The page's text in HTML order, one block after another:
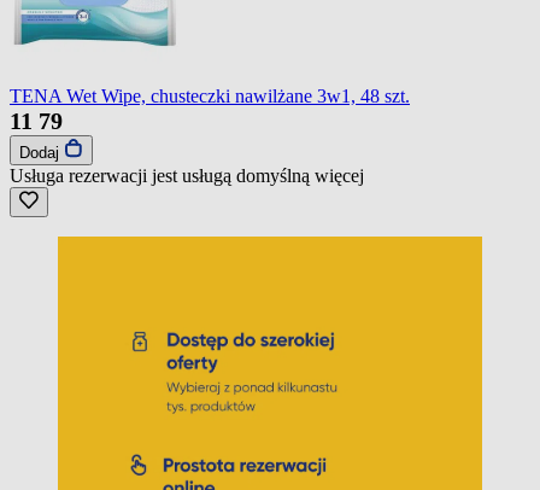
TENA Wet Wipe, chusteczki nawilżane 3w1, 48 szt.
11 79
Dodaj
Usługa rezerwacji jest usługą domyślną więcej